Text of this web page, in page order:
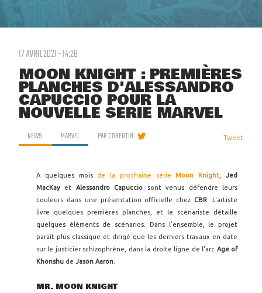
17 AVRIL 2021 - 14:28
MOON KNIGHT : PREMIÈRES
PLANCHES D'ALESSANDRO
CAPUCCIO POUR LA
NOUVELLE SÉRIE MARVEL
NEWS MARVEL PARCORENTIN Tweet
A quelques mois de la prochaine sérieMoon Knight ,Jed
MacKay et Alessandro Capuccio sont venus défendre leurs
couleurs dans une présentation officielle chez CBR . L'artiste
livre quelques premières planches, et le scénariste détaille
quelques éléments de scénarios. Dans l'ensemble, le projet
paraît plus classique et dirigé que les derniers travaux en date
sur le justicier schizophrène, dans la droite ligne de l'arc Age of
Khonshu de Jason Aaron
MR. MOON KNIGHT